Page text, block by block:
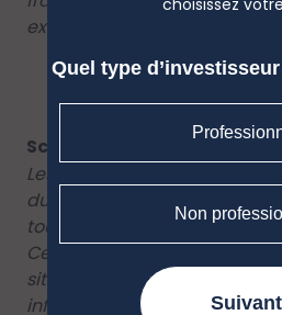
exclus du calcul.
Scénarios de performance
Les chiffres indiqués
du produit lui-même mais
tous les frais dus à votre
Ces chiffres ne tiennent pas
situation fiscale
influer sur les montants que
choisissez
Quel type
Non
Suivant